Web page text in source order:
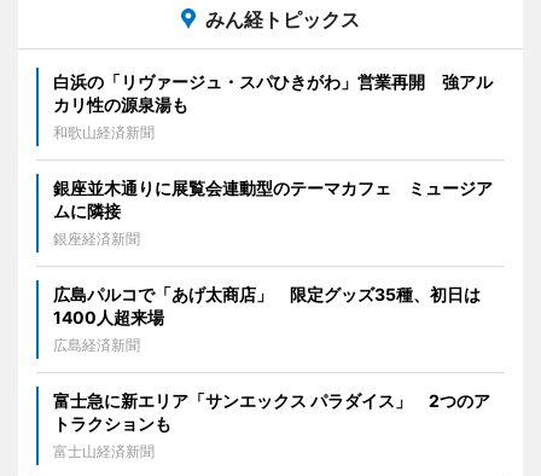
みん経トピックス
白浜の「リヴァージュ・スパひきがわ」営業再開 強アル
カリ性の源泉湯も
和歌山経済新聞
銀座並木通りに展覧会連動型のテーマカフェ ミュージア
ムに隣接
銀座経済新聞
広島パルコで「あげ太商店」 限定グッズ35種、初日は
1400人超来場
広島経済新聞
富士急に新エリア「サンエックス パラダイス」 2つのア
トラクションも
富士山経済新聞